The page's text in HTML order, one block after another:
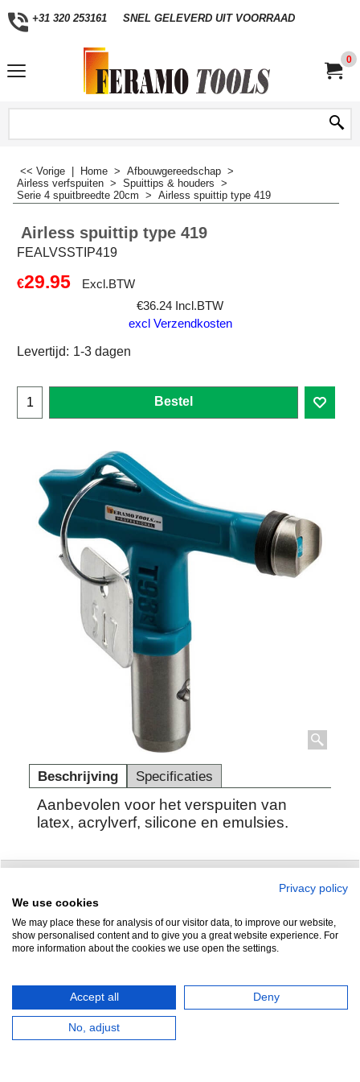
+31 320 253161 SNEL GELEVERD UIT VOORRAAD
0
<< Vorige Home > Afbouwgereedschap >
Airless verfspuiten > Spuittips & houders >
Serie 4 spuitbreedte 20cm > Airless spuittip type 419
Airless spuittip type 419
FEALVSSTIP419
€29.95
Excl.BTW
€36.24 Incl.BTW
excl Verzendkosten
Levertijd: 1-3 dagen
Bestel
Beschrijving Specificaties
Aanbevolen voor het verspuiten van
latex, acrylverf, silicone en emulsies.
Zuidersluisweg 42
8243 RC Lelystad
Tel: +31(0)320
253161
Privacy policy
We use cookies
We may place these for analysis of our visitor data, to improve our website,
show personalised content and to give you a great website experience. For
more information about the cookies we use open the settings.
Accept all Deny
No, adjust